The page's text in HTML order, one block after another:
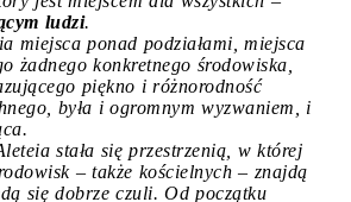
ludzi.
miejsca ponad podziałami, miejsca
żadnego konkretnego środowiska,
piękno i różnorodność
była i ogromnym wyzwaniem, i
stała się przestrzenią, w której
– także kościelnych – znajdą
się dobrze czuli. Od początku